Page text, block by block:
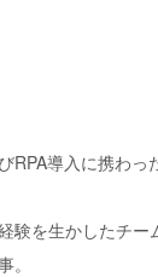
RPA導入に携わ
験を生かしたチ
。